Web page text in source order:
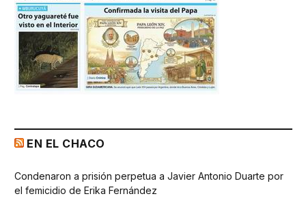
EN EL CHACO
Condenaron a prisión perpetua a Javier Antonio Duarte por
el femicidio de Erika Fernández